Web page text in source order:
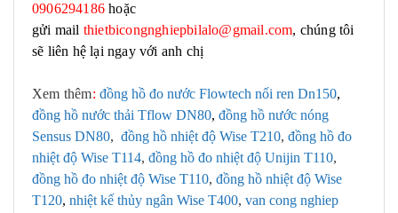
0906294186 hoặc
gửi mail thietbicongnghiepbilalo@gmail.com, chúng tôi
sẽ liên hệ lại ngay với anh chị
Xem thêm:đồng hồ đo nước Flowtech nối ren Dn150,
đồng hồ nước thải Tflow DN80, đồng hồ nước nóng
Sensus DN80, đồng hồ nhiệt độ Wise T210, đồng hồ đo
nhiệt độ Wise T114, đồng hồ đo nhiệt độ Unijin T110,
đồng hồ đo nhiệt độ Wise T110, đồng hồ nhiệt độ Wise
T120, nhiệt kế thủy ngân Wise T400, van cong nghiep